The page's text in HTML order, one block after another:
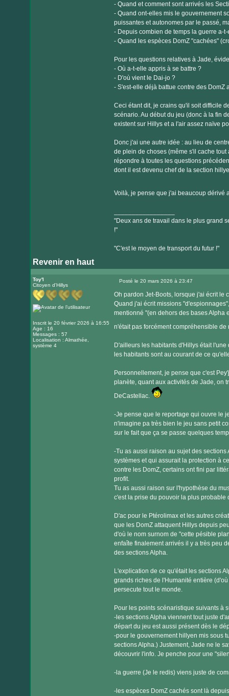
- Quand et comment sont arrivés les
- Quand ont-elles mis le gouvernement
puissantes et autonomes par le passé,
- Depuis combien de temps la guerre a-
- Quand les espèces DomZ "cachées"
Pour les questions relatives à Jade,
- Où a-t-elle appris à se battre ?
- D'où vient le Dai-jo ?
- S'est-elle déjà battue contre des DomZ
Ceci étant dit, je crains qu'il soit difficile
scénario. Au début du jeu (donc à la fin
existent sur Hillys et a l'air assez naïve
Donc j'ai une autre idée : au lieu de
de plein de choses (même s'il cache
répondre à toutes les questions
dont il est devenu chef de la section
Voilà, je pense que j'ai beaucoup dérivé
"Deux ans de travail dans le plus grand
!"
"C'est le moyen de transport du futur !"
Revenir en haut
Toy'l
Citoyen d'Hillys
Inscrit le 20 février 2026 à 16:55
Age : 16
Messages : 57
Localisation : Almathée,
système 4
Posté le 20 mars 2026 à 23:47
Oh pardon Jet-Boots, lorsque j'ai écrit le
Quand j'ai écrit missions
mentionné "(en dehors des bases Alpha
n'était pas forcément compréhensible de
D'ailleurs les habitants d'Hillys était
les habitants sont au courant de ce
Personnellement, je pense que c'est
planète, quant aux activités de Jade, on
DeCastellac.
-Je pense que le reportage qui ouvre le
n'imagine pa très bien le jeu sans petit
sur le fait que ça se passe quelques
-Tu as aussi raison au sujet des
systèmes et qui assurait la protection à
contre les DomZ, certains ont fini par
profit.
Tu as aussi raison sur l'hypothèse du
c'est la prise du pouvoir la plus probable
D'ac pour le Ptérolimax et les autres
que les DomZ attaquent Hillys depuis
d'où le nom surnom de "cette pésible
enfaîte finalement arrivés il y a très peu
des sections Alpha.
L'explication de ce qu'était les sections
grands riches de l'Humanité entière
persecute tout le monde.
Pour les points scénaristique suivants à
-les sections Alpha viennent tout juste
départ du jeu est aussi présent dès le
-pour le gouvernement hillyen mis sous
sections Alpha.) Justement, Jade ne le
découvrir l'info. Je penche pour une
-la guerre (Je le redis) viens juste de
-les espèces DomZ cachés sont là